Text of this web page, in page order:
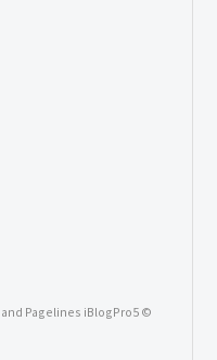
Pagelines iBlogPro5 ©